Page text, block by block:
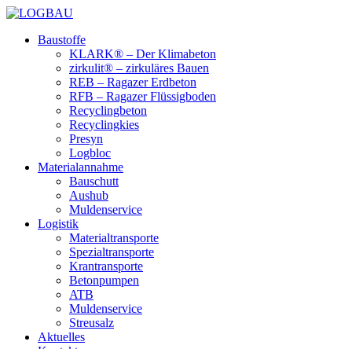
Baustoffe
KLARK® – Der Klimabeton
zirkulit® – zirkuläres Bauen
REB – Ragazer Erdbeton
RFB – Ragazer Flüssigboden
Recyclingbeton
Recyclingkies
Presyn
Logbloc
Materialannahme
Bauschutt
Aushub
Muldenservice
Logistik
Materialtransporte
Spezialtransporte
Krantransporte
Betonpumpen
ATB
Muldenservice
Streusalz
Aktuelles